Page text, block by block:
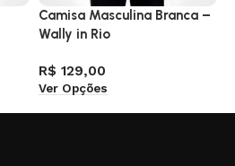
Camisa Masculina Branca –
Wally in Rio
R$ 129,00
Ver Opções